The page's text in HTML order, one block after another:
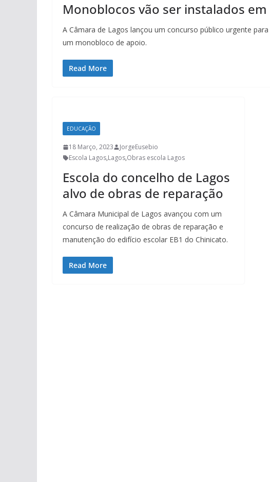
Monoblocos vão ser instalados em
A Câmara de Lagos lançou um concurso público urgente
um monobloco de apoio.
Read More
EDUCAÇÃO
18 Março, 2023
JorgeEusebio
Escola Lagos,Lagos,Obras escola Lagos
Escola do concelho de Lagos
alvo de obras de reparação
A Câmara Municipal de Lagos avançou com um
concurso de realização de obras de reparação e
manutenção do edifício escolar EB1 do Chinicato.
Read More